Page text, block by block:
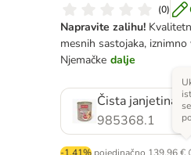
(0)
Napravite zalihu!
mesnih sastojaka,
Njemačke dalje
Čista janjetina
985368.1